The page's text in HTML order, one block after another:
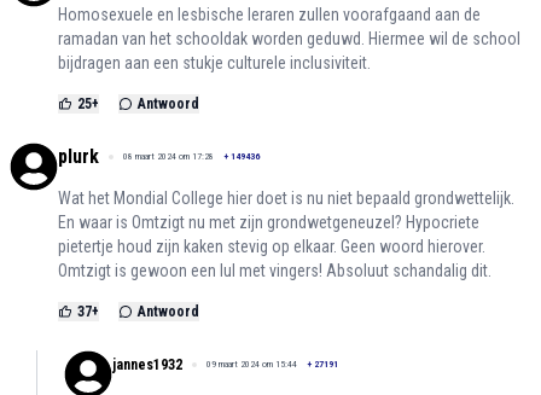
Homosexuele en lesbische leraren zullen voorafgaand aan de
ramadan van het schooldak worden geduwd. Hiermee wil de school
bijdragen aan een stukje culturele inclusiviteit.
25+ Antwoord
plurk 08 maart 2024 om 17:28 + 149436
Wat het Mondial College hier doet is nu niet bepaald grondwettelijk.
En waar is Omtzigt nu met zijn grondwetgeneuzel? Hypocriete
pietertje houd zijn kaken stevig op elkaar. Geen woord hierover.
Omtzigt is gewoon een lul met vingers! Absoluut schandalig dit.
37+ Antwoord
jannes1932 09 maart 2024 om 15:44 + 27191